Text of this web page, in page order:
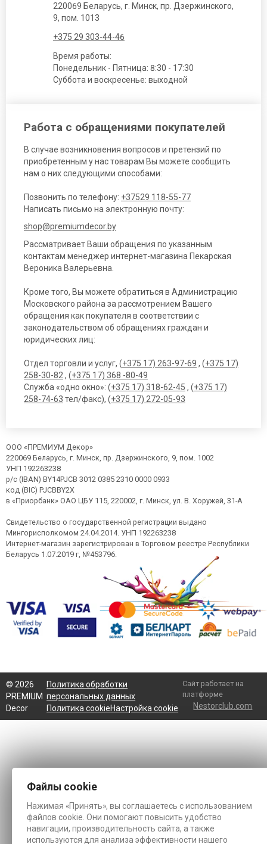
220069 Беларусь, г. Минск, пр. Дзержинского,
9, пом. 1013
+375 29 303-44-46
Время работы:
Понедельник - Пятница: 8:30 - 17:30
Суббота и воскресенье: выходной
Работа с обращениями покупателей
В случае возникновения вопросов и претензий по
приобретенным у нас товарам Вы можете сообщить
нам о них следующими способами:
Позвонить по телефону: +37529 118-55-77
Написать письмо на электронную почту:
shop@premiumdecor.by
Рассматривает Ваши обращения по указанным
контактам менеджер интернет-магазина Пекарская
Вероника Валерьевна.
Кроме того, Вы можете обратиться в Администрацию
Московского района за рассмотрением Вашего
обращения как покупателя в соответствии с
законодательством об обращениях граждан и
юридических лиц:
Отдел торговли и услуг, (+375 17) 263-97-69 , (+375 17)
258-30-82 , (+375 17) 368 -80-49
Служба «одно окно»: (+375 17) 318-62-45 , (+375 17)
258-74-63 тел/факс), (+375 17) 272-05-93
ООО «ПРЕМИУМ Декор»
220069 Беларусь, г. Минск, пр. Дзержинского, 9, пом. 1002
УНП 192263238
р/с (IBAN) BY14PJCB 3012 0385 2310 0000 0933
код (BIC) PJCBBY2X
в «Приорбанк» ОАО ЦБУ 115, 220002, г. Минск, ул. В. Хоружей, 31-А
Свидетельство о государственной регистрации выдано
Мингорисполкомом 24.04.2014. УНП 192263238
Интернет-магазин зарегистрирован в Торговом реестре Республики
Беларусь 1.07.2019 г, №453796.
© 2026
PREMIUM
Decor
Политика обработки
персональных данных
Политика cookieНастройка cookie
Сайт работает на
платформе
Nestorclub.com
Файлы cookie
Нажимая «Принять», вы соглашаетесь с использованием
файлов cookie. Они помогают повысить удобство
навигации, производительность сайта, а также
используются для анализа эффективности нашего